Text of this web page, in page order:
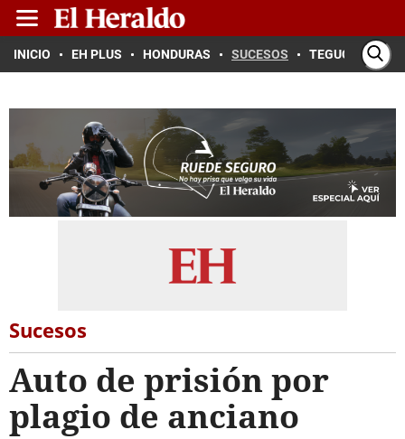
INICIO EH PLUS HONDURAS SUCESOS TEGUCIGALPA
Sucesos
Auto de prisión por
plagio de anciano